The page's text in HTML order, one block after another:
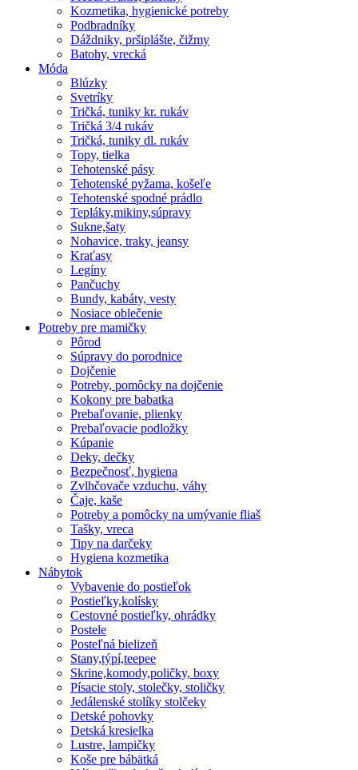
Kozmetika, hygienické potreby
Podbradníky
Dáždniky, pršiplášte, čižmy
Batohy, vrecká
Móda
Blúzky
Svetríky
Tričká, tuniky kr. rukáv
Tričká 3/4 rukáv
Tričká, tuniky dl. rukáv
Topy, tielka
Tehotenské pásy
Tehotenské pyžama, košeľe
Tehotenské spodné prádlo
Tepláky,mikiny,súpravy
Sukne,šaty
Nohavice, traky, jeansy
Kraťasy
Legíny
Pančuchy
Bundy, kabáty, vesty
Nosiace oblečenie
Potreby pre mamičky
Pôrod
Súpravy do porodnice
Dojčenie
Potreby, pomôcky na dojčenie
Kokony pre babatka
Prebaľovanie, plienky
Prebaľovacie podložky
Kúpanie
Deky, dečky
Bezpečnosť, hygiena
Zvlhčovače vzduchu, váhy
Čaje, kaše
Potreby a pomôcky na umývanie fliaš
Tašky, vreca
Tipy na darčeky
Hygiena kozmetika
Nábytok
Vybavenie do postieľok
Postieľky,kolísky
Cestovné postieľky, ohrádky
Postele
Posteľná bielizeň
Stany,týpí,teepee
Skrine,komody,poličky, boxy
Písacie stoly, stolečky, stoličky
Jedálenské stolíky stolčeky
Detské pohovky
Detská kresielka
Lustre, lampičky
Koše pre bábätká